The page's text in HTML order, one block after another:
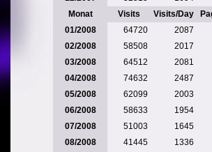
Monat
Visits Visits/Day
01/2008
64720
2087
02/2008
58508
2017
03/2008
64512
2081
04/2008
74632
2487
05/2008
62099
2003
06/2008
58633
1954
07/2008
51003
1645
08/2008
41445
1336